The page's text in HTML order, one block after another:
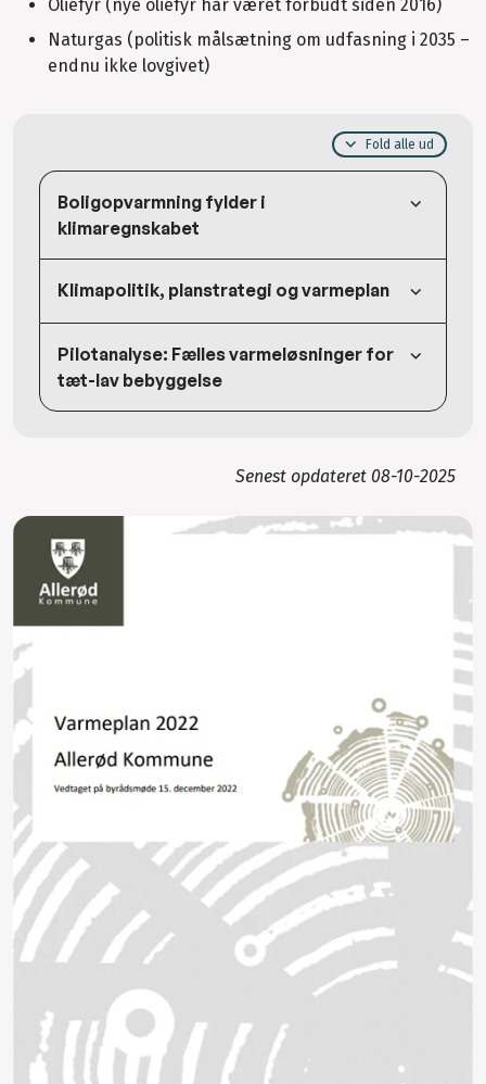
Oliefyr (nye oliefyr har været forbudt siden 2016)
Naturgas (politisk målsætning om udfasning i 2035 –
endnu ikke lovgivet)
Fold alle ud
Boligopvarmning fylder i
klimaregnskabet
Klimapolitik, planstrategi og varmeplan
Pilotanalyse: Fælles varmeløsninger for
tæt-lav bebyggelse
Senest opdateret 08-10-2025